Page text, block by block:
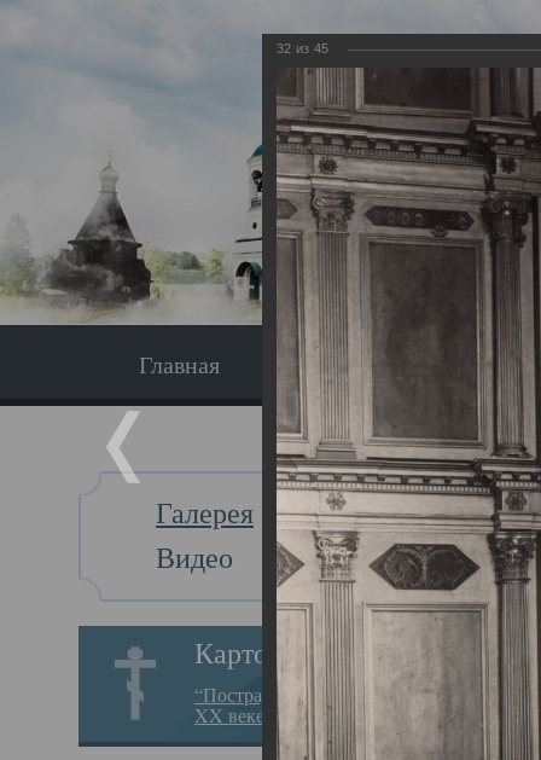
Главная Экскурсия
Галерея
Видео
Картотека
“Пострадавшие за веру в
XX веке на Севере”
Главная
32 из 45